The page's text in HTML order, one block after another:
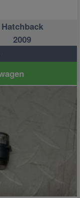
Hatchback
2009